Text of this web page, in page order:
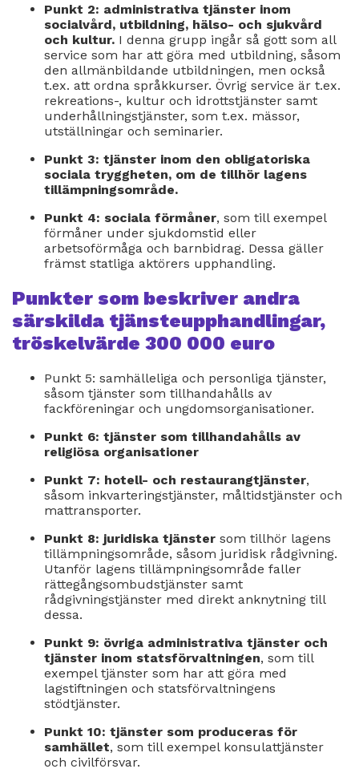
Punkt 2: administrativa tjänster inom
socialvård, utbildning, hälso- och sjukvård
och kultur. I denna grupp ingår så gott som all
service som har att göra med utbildning, såsom
den allmänbildande utbildningen, men också
t.ex. att ordna språkkurser. Övrig service är t.ex.
rekreations-, kultur och idrottstjänster samt
underhållningstjänster, som t.ex. mässor,
utställningar och seminarier.
Punkt 3: tjänster inom den obligatoriska
sociala tryggheten, om de tillhör lagens
tillämpningsområde.
Punkt 4: sociala förmåner, som till exempel
förmåner under sjukdomstid eller
arbetsoförmåga och barnbidrag. Dessa gäller
främst statliga aktörers upphandling.
Punkter som beskriver andra
särskilda tjänsteupphandlingar,
tröskelvärde 300 000 euro
Punkt 5: samhälleliga och personliga tjänster,
såsom tjänster som tillhandahålls av
fackföreningar och ungdomsorganisationer.
Punkt 6: tjänster som tillhandahålls av
religiösa organisationer
Punkt 7: hotell- och restaurangtjänster,
såsom inkvarteringstjänster, måltidstjänster och
mattransporter.
Punkt 8: juridiska tjänster som tillhör lagens
tillämpningsområde, såsom juridisk rådgivning.
Utanför lagens tillämpningsområde faller
rättegångsombudstjänster samt
rådgivningstjänster med direkt anknytning till
dessa.
Punkt 9: övriga administrativa tjänster och
tjänster inom statsförvaltningen, som till
exempel tjänster som har att göra med
lagstiftningen och statsförvaltningens
stödtjänster.
Punkt 10: tjänster som produceras för
samhället, som till exempel konsulattjänster
och civilförsvar.